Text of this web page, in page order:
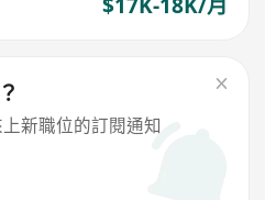
新職位的訂閱通知